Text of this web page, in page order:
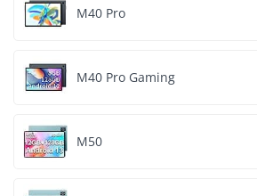
M40 Pro
M40 Pro Gaming
M50